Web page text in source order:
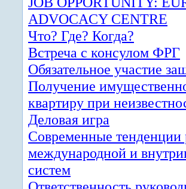
ADVOCACY CENTRE
Что? Где? Когда?
Встреча с консулом ФРГ
Обязательное участие
Получение
квартиру при
Деловая игра
Современные тенденции
международной и
систем